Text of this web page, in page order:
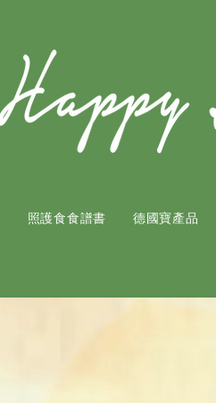
照護食食譜書 ​德國寶產品